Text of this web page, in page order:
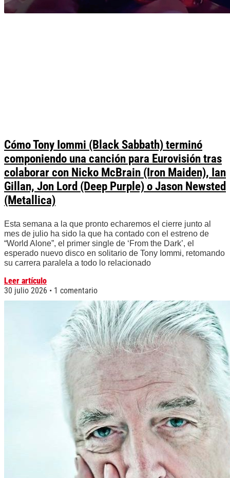
Cómo Tony Iommi (Black Sabbath) terminó
componiendo una canción para Eurovisión tras
colaborar con Nicko McBrain (Iron Maiden), Ian
Gillan, Jon Lord (Deep Purple) o Jason Newsted
(Metallica)
Esta semana a la que pronto echaremos el cierre junto al
mes de julio ha sido la que ha contado con el estreno de
“World Alone”, el primer single de ‘From the Dark’, el
esperado nuevo disco en solitario de Tony Iommi, retomando
su carrera paralela a todo lo relacionado
Leer artículo
30 julio 2026
1 comentario